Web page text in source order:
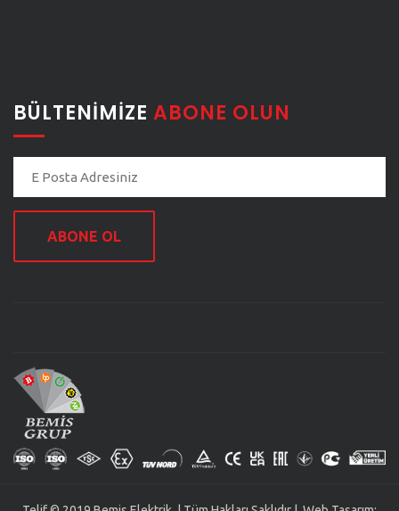
BÜLTENIMIZE ABONE OLUN
ABONE OL